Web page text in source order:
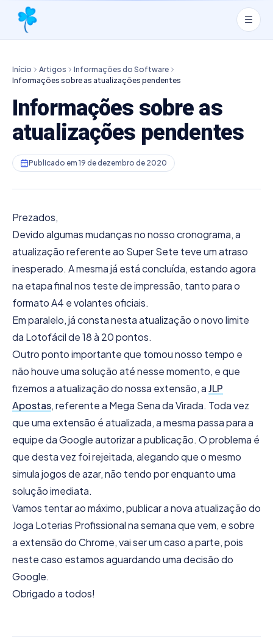
Início Artigos
Informações do Software
Informações sobre as atualizações pendentes
Informações sobre as
atualizações pendentes
Publicado em 19 de dezembro de 2020
Prezados,
Devido algumas mudanças no nosso cronograma, a
atualização referente ao Super Sete teve um atraso
inesperado. A mesma já está concluída, estando agora
na etapa final nos teste de impressão, tanto para o
formato A4 e volantes oficiais.
Em paralelo, já consta nesta atualização o novo limite
da Lotofácil de 18 à 20 pontos.
Outro ponto importante que tomou nosso tempo e
não houve uma solução até nesse momento, e que
fizemos a atualização do nossa extensão, aJLP
Apostas, referente a Mega Sena da Virada. Toda vez
que uma extensão é atualizada, a mesma passa para a
equipe da Google autorizar a publicação. O problema é
que desta vez foi rejeitada, alegando que o mesmo
simula jogos de azar, não tendo por enquanto uma
solução imediata.
Vamos tentar ao máximo, publicar a nova atualização do
Joga Loterias Profissional na semana que vem, e sobre
a extensão do Chrome, vai ser um caso a parte, pois
neste caso estamos aguardando uma decisão do
Google.
Obrigado a todos!